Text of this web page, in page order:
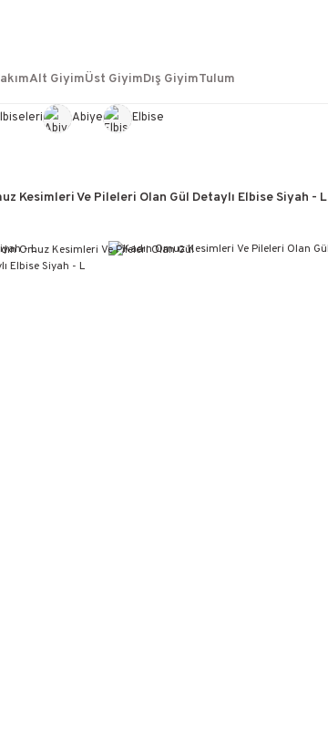
Abiye Elbise
Alt GiyimÜst GiyimDış GiyimTulum
Kesimleri Ve Pileleri Olan Gül Detaylı Elbise Siyah - L